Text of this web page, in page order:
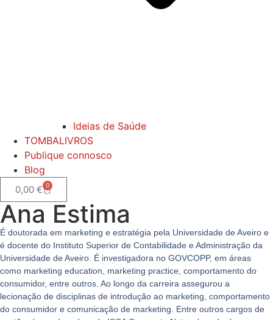
Ideias de Saúde
TOMBALIVROS
Publique connosco
Blog
0,00 € 0
Ana Estima
É doutorada em marketing e estratégia pela Universidade de Aveiro e
é docente do Instituto Superior de Contabilidade e Administração da
Universidade de Aveiro. É investigadora no GOVCOPP, em áreas
como marketing education, marketing practice, comportamento do
consumidor, entre outros. Ao longo da carreira assegurou a
lecionação de disciplinas de introdução ao marketing, comportamento
do consumidor e comunicação de marketing. Entre outros cargos de